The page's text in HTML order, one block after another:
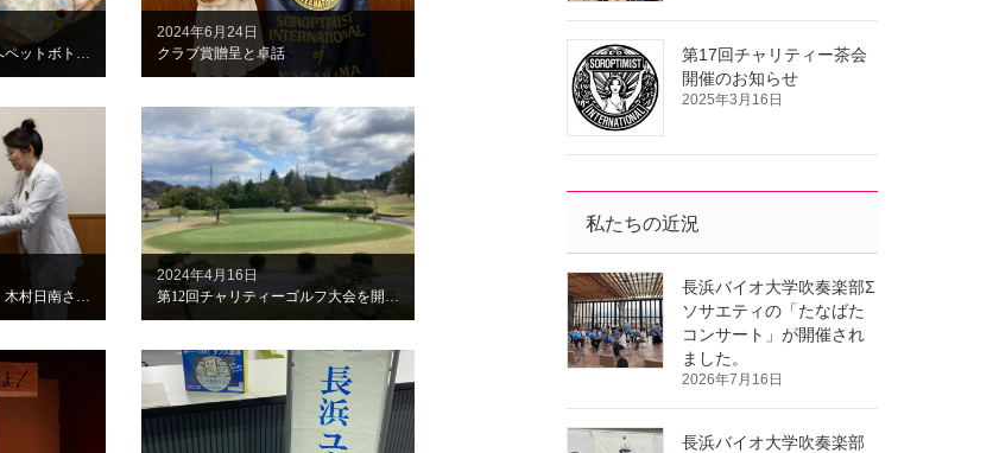
長浜市社会福祉協議会へペットボトルキャップを持参しました
2024年6月24日
クラブ賞贈呈と卓話
「大学女子学生支援金」木村日南さんにクラブ賞を授与
2024年4月16日
第12回チャリティーゴルフ大会を開催しました
第17回チャリティー茶会
開催のお知らせ
2025年3月16日
私たちの近況
長浜バイオ大学吹奏楽部Σ
ソサエティの「たなばた
コンサート」が開催され
ました。
2026年7月16日
長浜バイオ大学吹奏楽部